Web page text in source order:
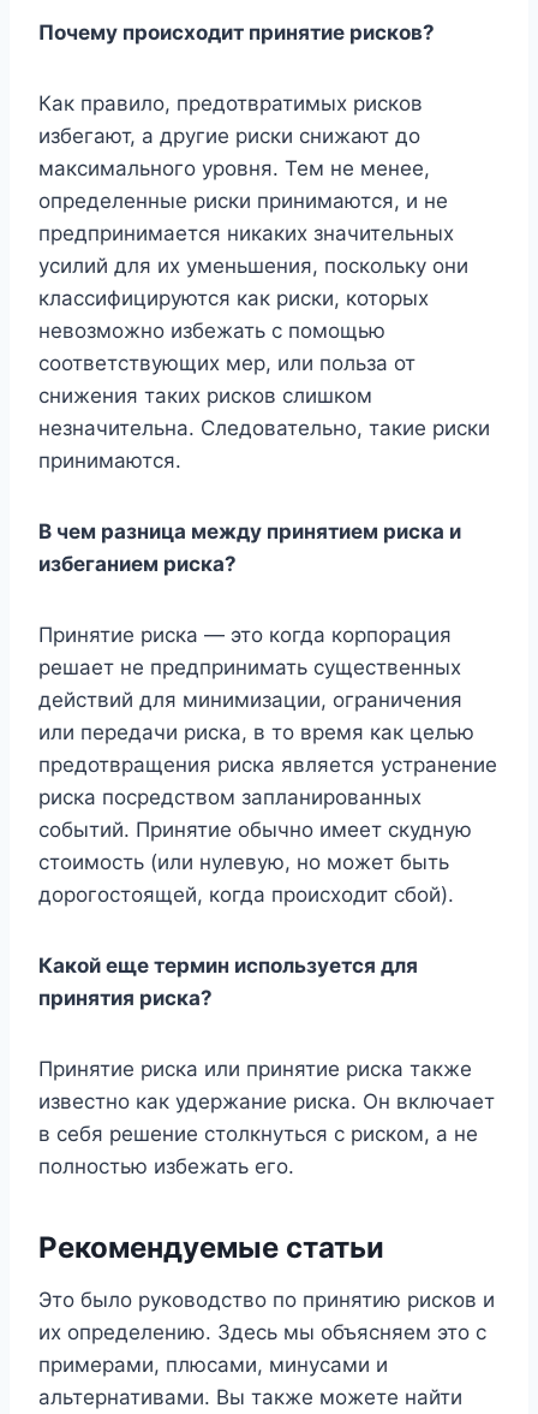
Почему происходит принятие рисков?
Как правило, предотвратимых рисков
избегают, а другие риски снижают до
максимального уровня. Тем не менее,
определенные риски принимаются, и не
предпринимается никаких значительных
усилий для их уменьшения, поскольку они
классифицируются как риски, которых
невозможно избежать с помощью
соответствующих мер, или польза от
снижения таких рисков слишком
незначительна. Следовательно, такие риски
принимаются.
В чем разница между принятием риска и
избеганием риска?
Принятие риска — это когда корпорация
решает не предпринимать существенных
действий для минимизации, ограничения
или передачи риска, в то время как целью
предотвращения риска является устранение
риска посредством запланированных
событий. Принятие обычно имеет скудную
стоимость (или нулевую, но может быть
дорогостоящей, когда происходит сбой).
Какой еще термин используется для
принятия риска?
Принятие риска или принятие риска также
известно как удержание риска. Он включает
в себя решение столкнуться с риском, а не
полностью избежать его.
Рекомендуемые статьи
Это было руководство по принятию рисков и
их определению. Здесь мы объясняем это с
примерами, плюсами, минусами и
альтернативами. Вы также можете найти